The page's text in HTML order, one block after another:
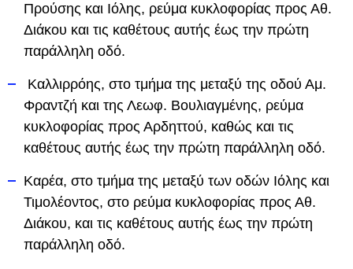
Προύσης και Ιόλης, ρεύμα κυκλοφορίας προς Αθ.
Διάκου και τις καθέτους αυτής έως την πρώτη
παράλληλη οδό.
Καλλιρρόης, στο τμήμα της μεταξύ της οδού Αμ.
Φραντζή και της Λεωφ. Βουλιαγμένης, ρεύμα
κυκλοφορίας προς Αρδηττού, καθώς και τις
καθέτους αυτής έως την πρώτη παράλληλη οδό.
Καρέα, στο τμήμα της μεταξύ των οδών Ιόλης και
Τιμολέοντος, στο ρεύμα κυκλοφορίας προς Αθ.
Διάκου, και τις καθέτους αυτής έως την πρώτη
παράλληλη οδό.